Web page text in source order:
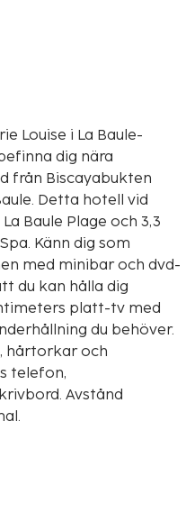
Louise i La Baule-
dig nära
från Biscayabukten
vid
Baule Plage och 3,3
Känn dig som
med minibar och dvd-
du kan hålla dig
platt-tv med
du behöver.
hårtorkar och
telefon,
Avstånd